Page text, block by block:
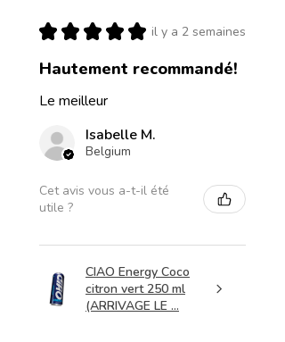
★ ★ ★ ★ ★ il y a 2 semaines
Hautement recommandé!
Le meilleur
Isabelle M.
Belgium
Cet avis vous a-t-il été
utile ?
CIAO Energy Coco
citron vert 250 ml
(ARRIVAGE LE ...